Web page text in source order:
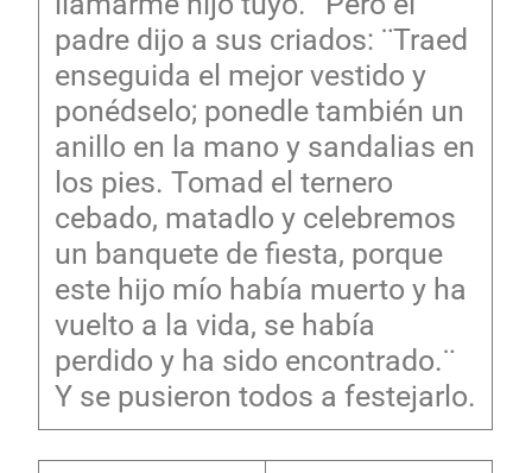
padre dijo a sus criados: ¨Traed
enseguida el mejor vestido y
ponédselo; ponedle también un
anillo en la mano y sandalias en
los pies. Tomad el ternero
cebado, matadlo y celebremos
un banquete de fiesta, porque
este hijo mío había muerto y ha
vuelto a la vida, se había
perdido y ha sido encontrado.¨
Y se pusieron todos a festejarlo.